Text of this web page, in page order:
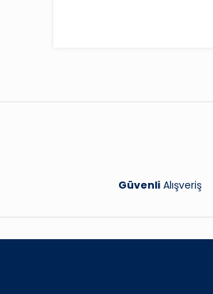
GüvenliAlışveriş